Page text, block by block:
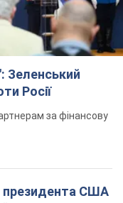
Зеленський
Росії
за фінансову
президента США